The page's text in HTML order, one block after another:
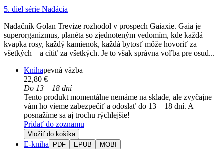
5. diel série Nadácia
Nadačník Golan Trevize rozhodol v prospech Gaiaxie. Gaia je
superorganizmus, planéta so zjednoteným vedomím, kde každá
kvapka rosy, každý kamienok, každá bytosť môže hovoriť za
všetkých – a cítiť za všetkých. Je to však správna voľba pre osud...
Knihapevná väzba
22,80 €
Do 13 – 18 dní
Tento produkt momentálne nemáme na sklade, ale zvyčajne
vám ho vieme zabezpečiť a odoslať do 13 – 18 dní. A
posnažíme sa aj trochu rýchlejšie!
Pridať do zoznamu
Vložiť do košíka
E-kniha PDF EPUB MOBI